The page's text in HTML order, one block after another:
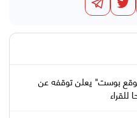
بوست" يعلن توقفه عن
للقراء